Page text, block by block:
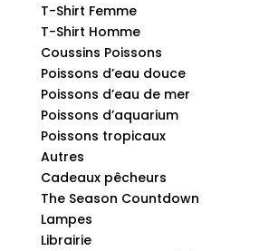
T-Shirt Femme
T-Shirt Homme
Coussins Poissons
Poissons d’eau douce
Poissons d’eau de mer
Poissons d’aquarium
Poissons tropicaux
Autres
Cadeaux pêcheurs
The Season Countdown
Lampes
Librairie